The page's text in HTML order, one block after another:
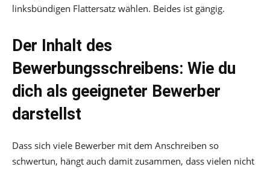
linksbündigen Flattersatz wählen. Beides ist gängig.
Der Inhalt des
Bewerbungsschreibens: Wie du
dich als geeigneter Bewerber
darstellst
Dass sich viele Bewerber mit dem Anschreiben so
schwertun, hängt auch damit zusammen, dass vielen nicht